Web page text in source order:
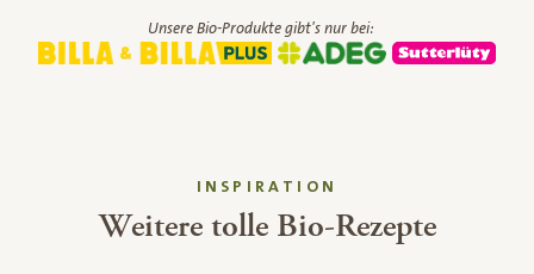
Unsere Bio-Produkte gibt's nur bei:
INSPIRATION
Weitere tolle Bio-Rezepte